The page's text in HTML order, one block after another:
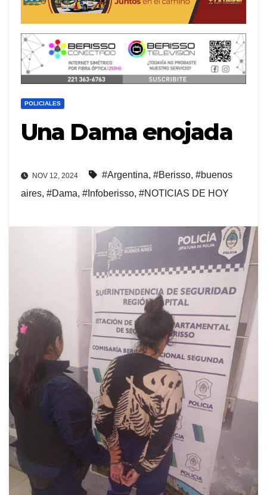
POLICIALES
Una Dama enojada
NOV 12, 2024 #Argentina, #Berisso, #buenos
aires, #Dama, #Infoberisso, #NOTICIAS DE HOY